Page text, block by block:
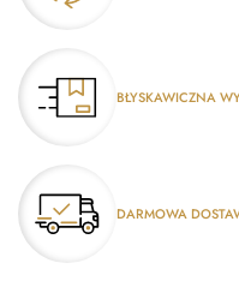
BŁYSKAWICZNA
DARMOWA